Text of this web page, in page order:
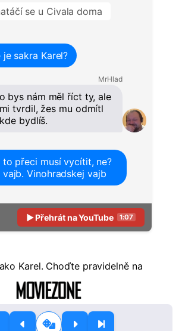
se u Civala doma
je sakra Karel?
MrHlad
bys nám měl říct ty, ale
tvrdil, žes mu odmítl
bydlíš.
to přeci musí vycítit, ne?
vajb. Vinohradskej vajb
▶ Přehrát na YouTube 1:07
Karel. Choďte pravidelně na